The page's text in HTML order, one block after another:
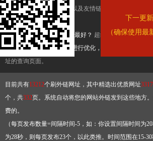
链，需要结合普通的外链以及友情链接，您可以到站长
台交换友情链接。
3、如何使用超级外链效果最好？ 超级外链不同于普通
有频繁使用超级外链工具进行优化，才能获得稳定的外链
址的查询页面。
目前共有13212个刷外链网址，其中精选出优质网址3317
个，共332页。系统自动将您的网站外链发到这些地方
费的。
（每页发布数量=间隔时间-5，如：你设置间隔时间为
为28秒，则每页发布23个，以此类推。时间范围在15-
下一更
（确保使用最